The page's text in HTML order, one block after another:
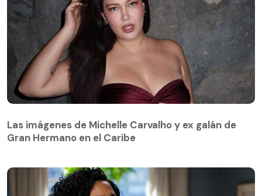
Las imágenes de Michelle Carvalho y ex galán de
Gran Hermano en el Caribe